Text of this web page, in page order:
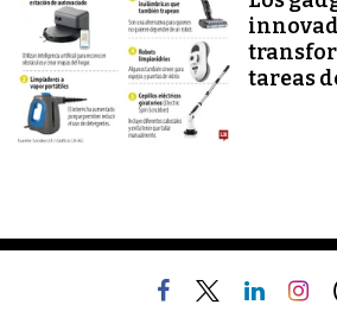
tareas